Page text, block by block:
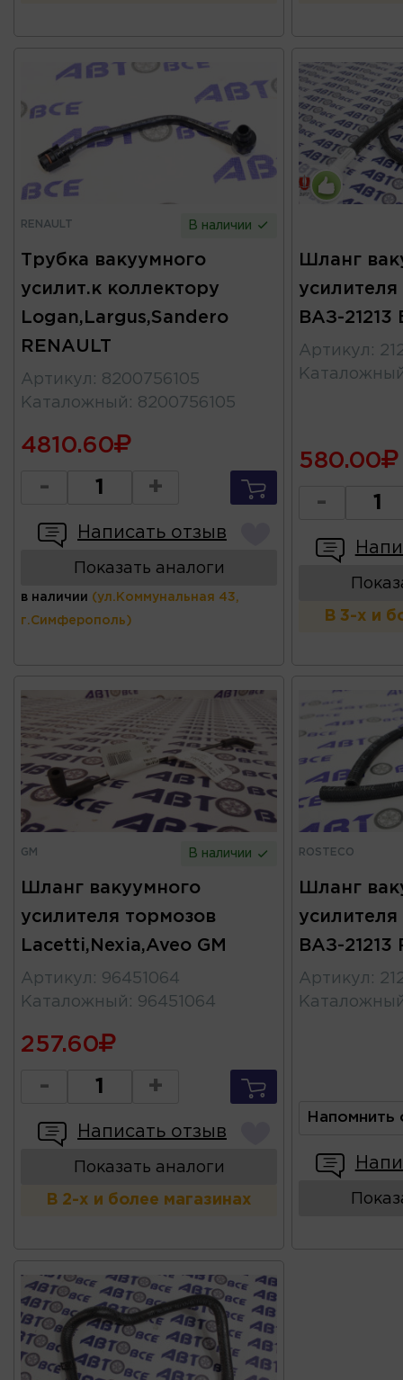
RENAULT В наличии
Трубка вакуумного
усилит.к коллектору
Logan,Largus,Sandero
RENAULT
Артикул : 8200756105
Каталожный : 8200756105
4810.60
- +
Написать отзыв
Показать аналоги
в наличии (ул.Коммунальная 43,
г.Симферополь)
Шланг
ВАЗ-21213
Артикул :
580.00
-
В 3-х и
GM В наличии
Шланг вакуумного
усилителя тормозов
Lacetti,Nexia,Aveo GM
Артикул : 96451064
Каталожный : 96451064
257.60
- +
Написать отзыв
Показать аналоги
В 2-х и более магазинах
ROSTECO
Шланг
ВАЗ-21213
Артикул :
Напомнить